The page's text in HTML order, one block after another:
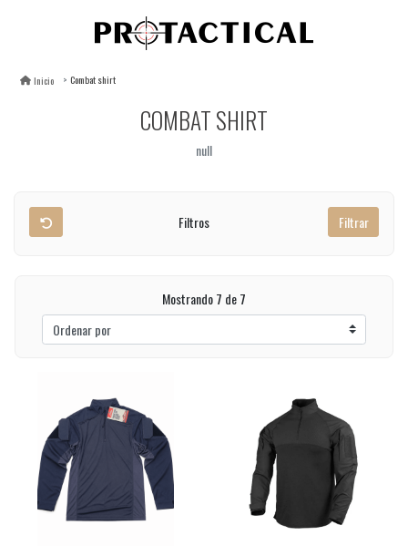
Inicio Combat shirt
COMBAT SHIRT
null
Filtros Filtrar
Mostrando 7 de 7